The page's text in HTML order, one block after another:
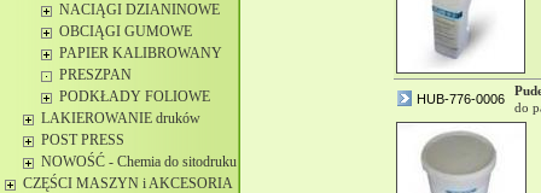
NACIĄGI DZIANINOWE
OBCIĄGI GUMOWE
PAPIER KALIBROWANY
PRESZPAN
PODKŁADY FOLIOWE
LAKIEROWANIE druków
POST PRESS
NOWOŚĆ - Chemia do sitodruku
CZĘŚCI MASZYN i AKCESORIA
HUB-776-0006
do